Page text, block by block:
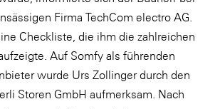
Firma TechCom electro AG.
Checkliste, die ihm die zahlreichen
Auf Somfy als führenden
wurde Urs Zollinger durch den
Storen GmbH aufmerksam. Nach